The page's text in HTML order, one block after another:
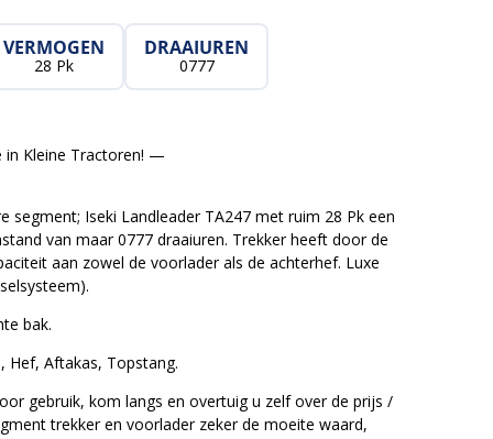
VERMOGEN
28 Pk
DRAAIUREN
0777
in Kleine Tractoren! —
segment; Iseki Landleader TA247 met ruim 28 Pk een
van maar 0777 draaiuren. Trekker heeft door de
aan zowel de voorlader als de achterhef. Luxe
bak.
Hef, Aftakas, Topstang.
gebruik, kom langs en overtuig u zelf over de prijs /
trekker en voorlader zeker de moeite waard,